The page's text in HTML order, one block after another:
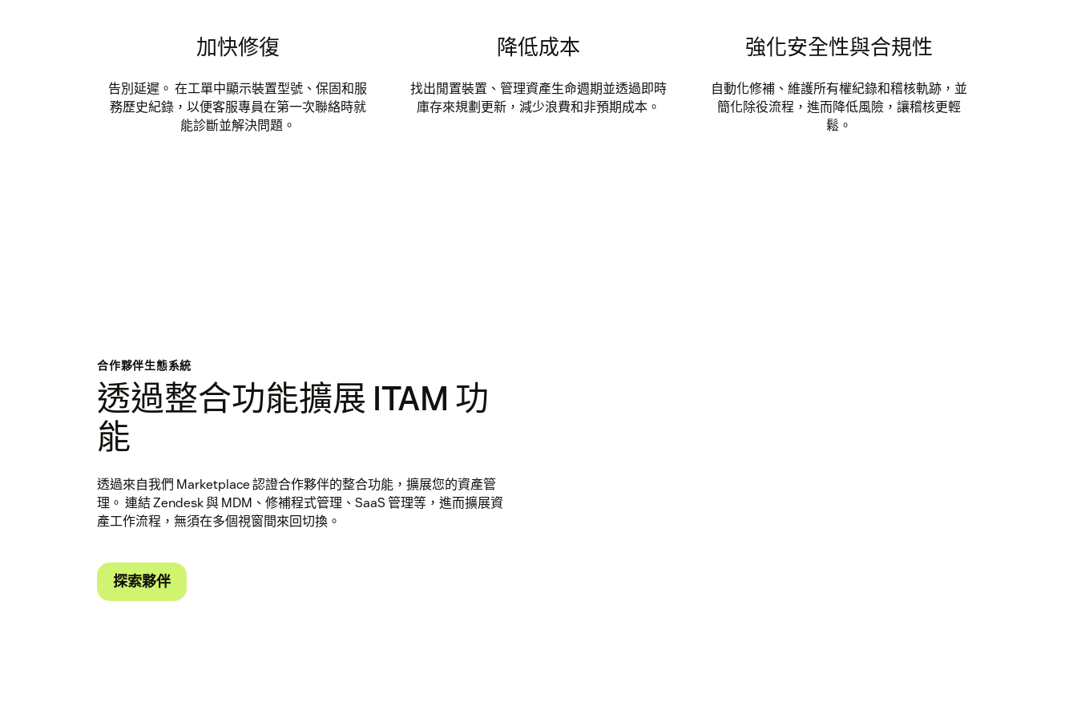
加快修復
告別延遲。 在工單中顯示裝置型號、保固和服
務歷史紀錄，以便客服專員在第一次聯絡時就
能診斷並解決問題。
降低成本
找出閒置裝置、管理資產生命週期並透過即時
庫存來規劃更新，減少浪費和非預期成本。
強化安全性與合規性
自動化修補、維護所有權紀錄和稽核軌跡，並
簡化除役流程，進而降低風險，讓稽核更輕
鬆。
合作夥伴生態系統
透過整合功能擴展 ITAM 功
能
透過來自我們 Marketplace 認證合作夥伴的整合功能，擴展您的資產管
理。 連結 Zendesk 與 MDM、修補程式管理、SaaS 管理等，進而擴展資
產工作流程，無須在多個視窗間來回切換。
探索夥伴